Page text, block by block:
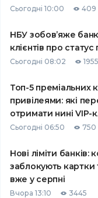
СТРАХУВАННЮ
ВСІ СТРАХОВІ ПОЛІСИ
ВІДГУКИ ПРО СТРАХОВІ
КОМПАНІЇ
КОНТАКТИ
Сьогодні 10:00 409
НБУ зобов’яже
клієнтів про статус
Сьогодні 08:02 1955
Топ-5 преміальних
привілеями: які
отримати нині VIP-
Сьогодні 06:50 750
Нові ліміти банків:
заблокують картки
вже у серпні
Вчора 13:10 3445